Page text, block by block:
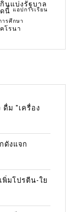
นแบ่งรัฐบาล
นี้ แอปการเรียน
ารศึกษา
โรนา
ดื่ม "เครื่อง
ดังแจก
พิ่มโปรตีน-ใย